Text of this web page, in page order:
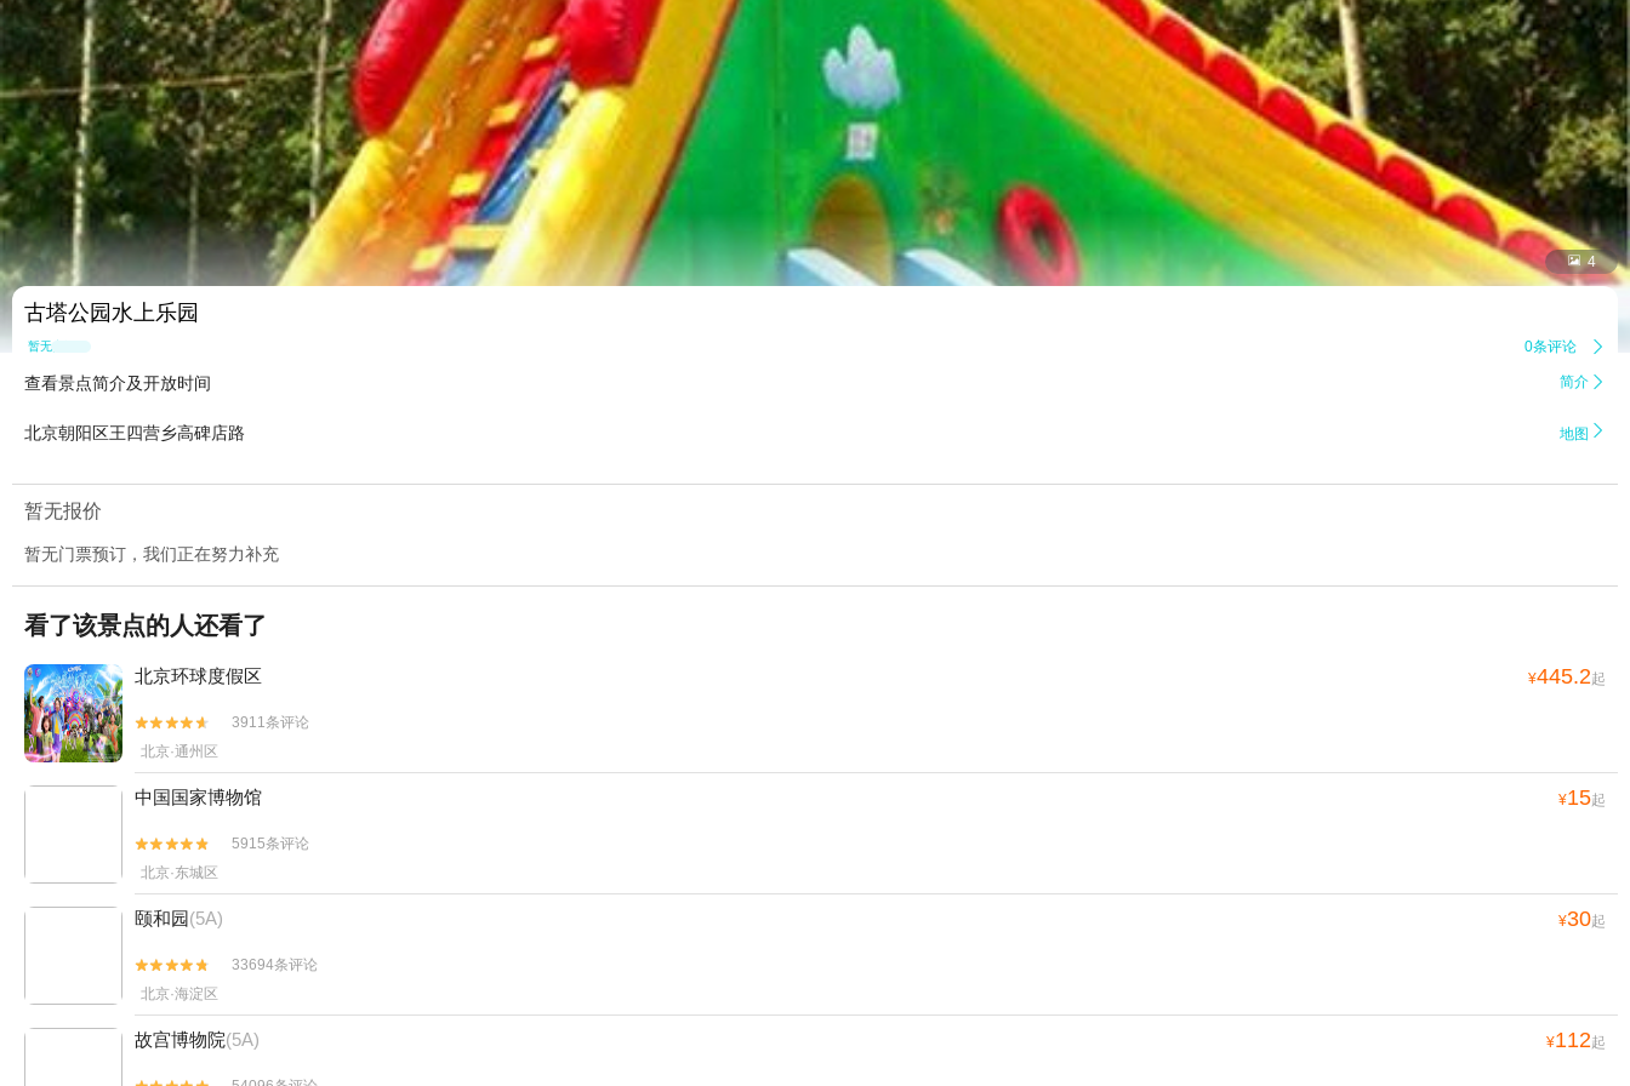
 4
古塔公园水上乐园
暂无点评 0条评论 
查看景点简介及开放时间 简介 
北京朝阳区王四营乡高碑店路 地图 
暂无报价
暂无门票预订，我们正在努力补充
看了该景点的人还看了
北京环球度假区 ¥445.2起


3911条评论
北京·通州区
中国国家博物馆 ¥15起


5915条评论
北京·东城区
颐和园(5A) ¥30起


33694条评论
北京·海淀区
故宫博物院(5A) ¥112起